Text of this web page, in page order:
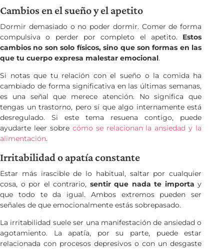
Cambios en el sueño y el apetito
Dormir demasiado o no poder dormir. Comer de forma
compulsiva o perder por completo el apetito. Estos
cambios no son solo físicos, sino que son formas en las
que tu cuerpo expresa malestar emocional.
Si notas que tu relación con el sueño o la comida ha
cambiado de forma significativa en las últimas semanas,
es una señal que merece atención. No significa que
tengas un trastorno, pero sí que algo internamente está
desregulado. Si este tema resuena contigo, puede
ayudarte leer sobre cómo se relacionan la ansiedad y la
alimentación.
Irritabilidad o apatía constante
Estar más irascible de lo habitual, saltar por cualquier
cosa, o por el contrario, sentir que nada te importa y
que todo te da igual. Ambos extremos pueden ser
señales de que emocionalmente estás sobrepasado.
La irritabilidad suele ser una manifestación de ansiedad o
agotamiento. La apatía, por su parte, puede estar
relacionada con procesos depresivos o con un desgaste